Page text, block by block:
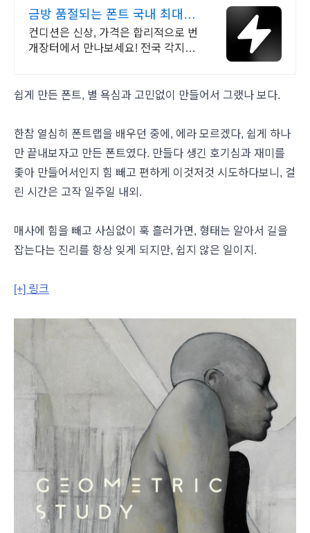
금방 품절되는 폰트 국내 최대 브
랜드 중고거래
컨디션은 신상, 가격은 합리적으로 번
개장터에서 만나보세요! 전국 각지에
쉽게 만든 폰트, 별 욕심과 고민없이 만들어서 그랬나 보다.
한참 열심히 폰트랩을 배우던 중에, 에라 모르겠다, 쉽게 하나
만 끝내보자고 만든 폰트였다. 만들다 생긴 호기심과 재미를
좇아 만들어서인지 힘 빼고 편하게 이것저것 시도하다보니, 걸
린 시간은 고작 일주일 내외.
매사에 힘을 빼고 사심없이 훅 흘러가면, 형태는 알아서 길을
잡는다는 진리를 항상 잊게 되지만, 쉽지 않은 일이지.
[+] 링크